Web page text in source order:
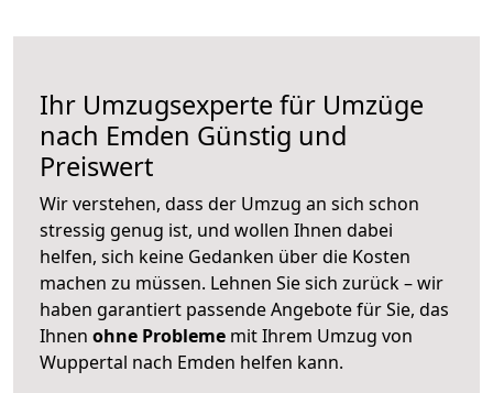
Ihr Umzugsexperte für Umzüge
nach Emden Günstig und
Preiswert
Wir verstehen, dass der Umzug an sich schon
stressig genug ist, und wollen Ihnen dabei
helfen, sich keine Gedanken über die Kosten
machen zu müssen. Lehnen Sie sich zurück – wir
haben garantiert passende Angebote für Sie, das
Ihnen ohne Probleme mit Ihrem Umzug von
Wuppertal nach Emden helfen kann.